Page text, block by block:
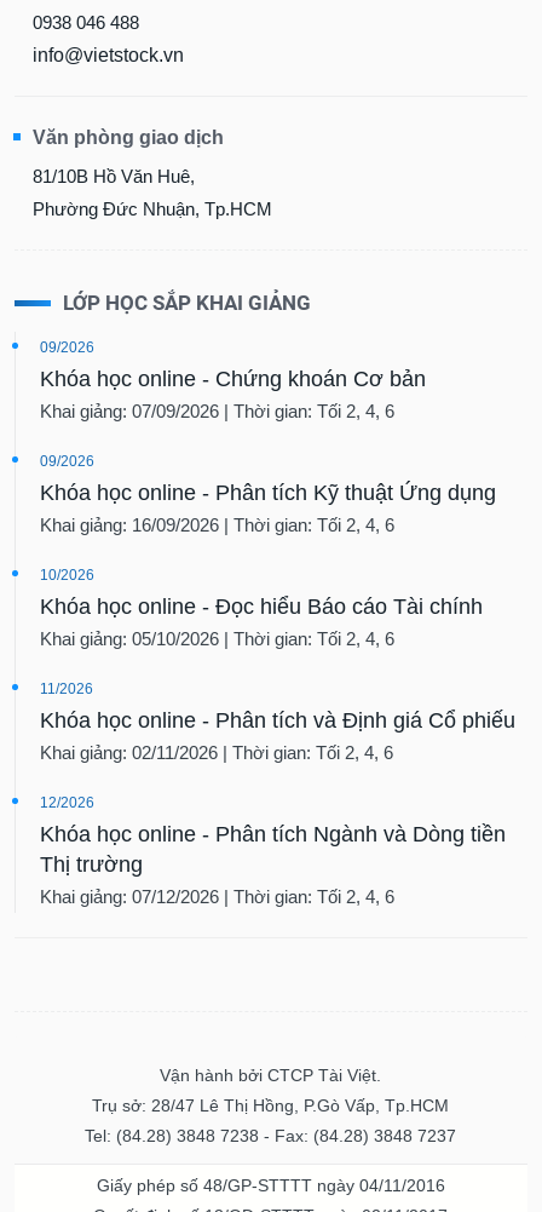
0938 046 488
info@vietstock.vn
Văn phòng giao dịch
81/10B Hồ Văn Huê,
Phường Đức Nhuận, Tp.HCM
LỚP HỌC SẮP KHAI GIẢNG
09/2026
Khóa học online - Chứng khoán Cơ bản
Khai giảng: 07/09/2026 | Thời gian: Tối 2, 4, 6
09/2026
Khóa học online - Phân tích Kỹ thuật Ứng dụng
Khai giảng: 16/09/2026 | Thời gian: Tối 2, 4, 6
10/2026
Khóa học online - Đọc hiểu Báo cáo Tài chính
Khai giảng: 05/10/2026 | Thời gian: Tối 2, 4, 6
11/2026
Khóa học online - Phân tích và Định giá Cổ phiếu
Khai giảng: 02/11/2026 | Thời gian: Tối 2, 4, 6
12/2026
Khóa học online - Phân tích Ngành và Dòng tiền
Thị trường
Khai giảng: 07/12/2026 | Thời gian: Tối 2, 4, 6
Vận hành bởi CTCP Tài Việt.
Trụ sở: 28/47 Lê Thị Hồng, P.Gò Vấp, Tp.HCM
Tel: (84.28) 3848 7238 - Fax: (84.28) 3848 7237
Giấy phép số 48/GP-STTTT ngày 04/11/2016